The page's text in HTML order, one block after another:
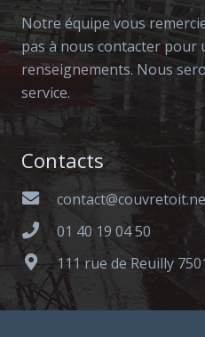
Notre équipe vous
pas à nous contacter pour
renseignements. Nous
service.
Contacts
01 40 19 04 50
111 rue de Reuilly